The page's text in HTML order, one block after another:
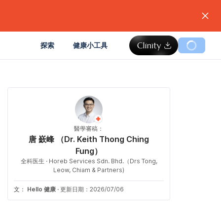
探索 健康小工具
醫學審稿：
唐 嶔峰 （Dr. Keith Thong Ching
Fung）
全科医生 · Horeb Services Sdn. Bhd.（Drs Tong,
Leow, Chiam & Partners)
文： Hello 健康 · 更新日期：2026/07/06